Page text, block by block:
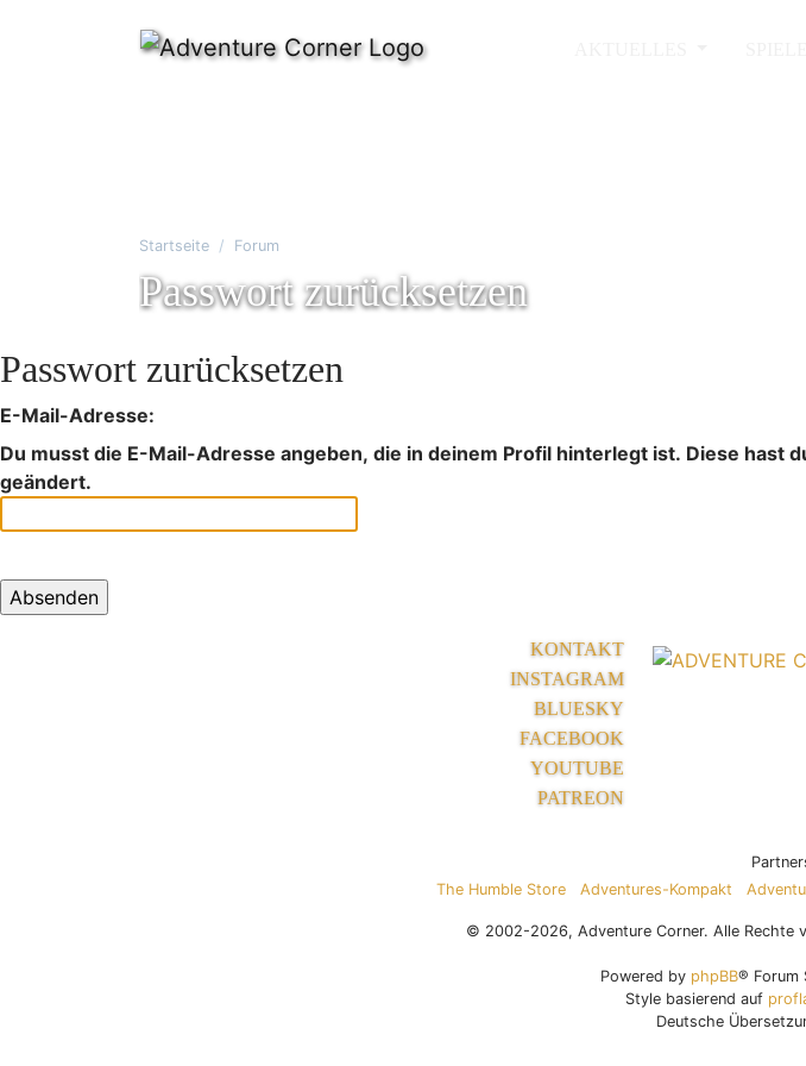
Startseite Forum
Passwort zurücksetzen
Passwort zurücksetzen
E-Mail-Adresse:
Du musst die E-Mail-Adresse angeben, die in deinem Profil hinterlegt ist. Diese
geändert.
KONTAKT
INSTAGRAM
BLUESKY
FACEBOOK
YOUTUBE
PATREON
The Humble Store
Adventures-Kompakt
© 2002-2026, Adventure Corner. Alle Rechte
Powered by phpBB® Forum
Style basierend auf
Deutsche